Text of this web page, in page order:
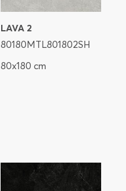
LAVA 2
80180MTL801802SH
80x180 cm